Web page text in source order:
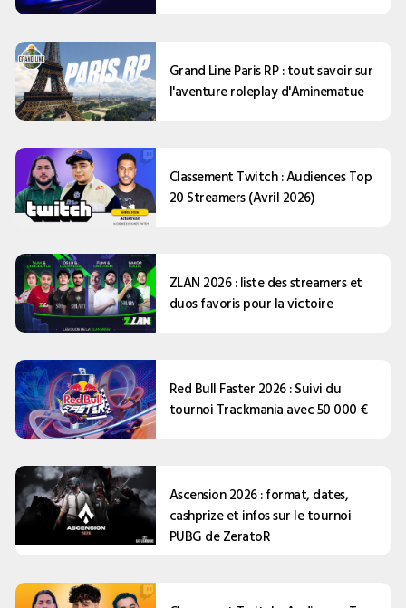
Grand Line Paris RP : tout savoir sur
l'aventure roleplay d'Aminematue
Classement Twitch : Audiences Top
20 Streamers (Avril 2026)
ZLAN 2026 : liste des streamers et
duos favoris pour la victoire
Red Bull Faster 2026 : Suivi du
tournoi Trackmania avec 50 000 €
Ascension 2026 : format, dates,
cashprize et infos sur le tournoi
PUBG de ZeratoR